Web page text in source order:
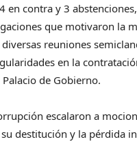
en contra y 3
que motivaron la
reuniones
en la
de Gobierno.
escalaron a
destitución y la pérdida